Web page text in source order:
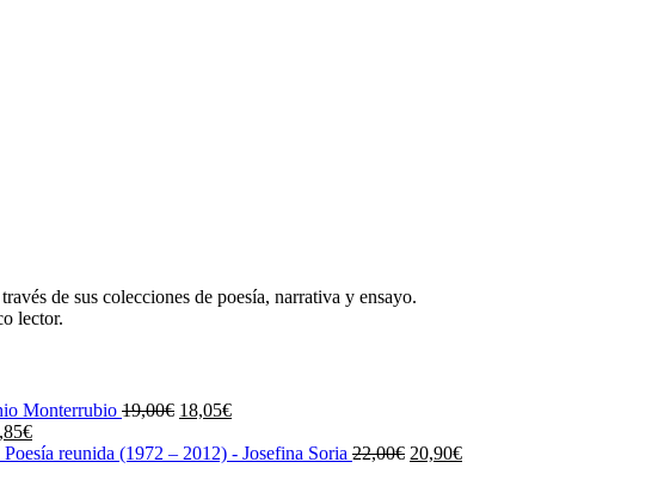
de sus colecciones de poesía, narrativa y ensayo.
lector.
Monterrubio 19,00€ El
original
18,05€El
actual
€El
precioreunida (1972 – 2012) - Josefina Soria 22,00€ El
20,90€El